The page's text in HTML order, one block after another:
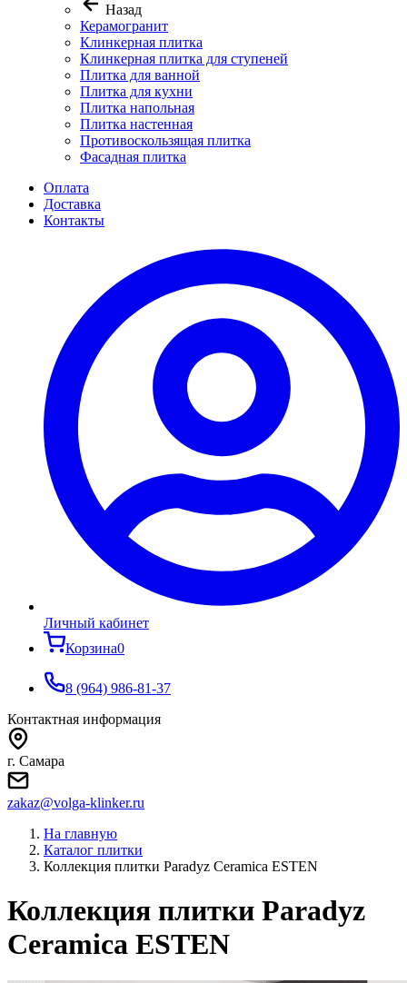
Назад
Керамогранит
Клинкерная плитка
Клинкерная плитка для ступеней
Плитка для ванной
Плитка для кухни
Плитка напольная
Плитка настенная
Противоскользящая плитка
Фасадная плитка
Оплата
Доставка
Контакты
Личный кабинет
Корзина0
8 (964) 986-81-37
Контактная информация
г. Самара
zakaz@volga-klinker.ru
На главную
Каталог плитки
Коллекция плитки Paradyz Ceramica ESTEN
Коллекция плитки Paradyz
Ceramica ESTEN